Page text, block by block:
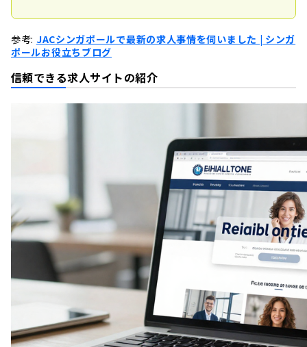
参考: JACシンガポールで最新の求人事情を伺いました | シンガ
ポールお役立ちブログ
信頼できる求人サイトの紹介